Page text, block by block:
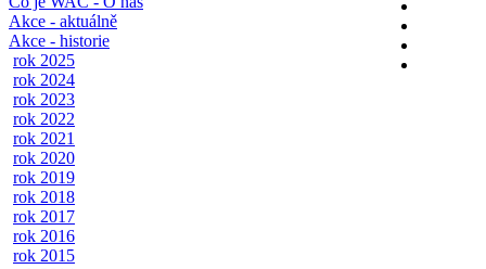
Akce - aktuálně
Akce - historie
rok 2025
rok 2024
rok 2023
rok 2022
rok 2021
rok 2020
rok 2019
rok 2018
rok 2017
rok 2016
rok 2015